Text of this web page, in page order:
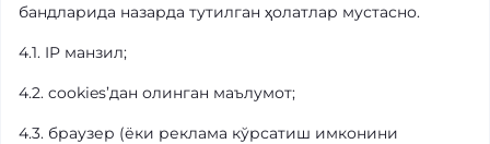
бандларида назарда тутилган ҳолатлар мустасно.
4.1. IP манзил;
4.2. cookies’дан олинган маълумот;
4.3. браузер (ёки реклама кўрсатиш имконини